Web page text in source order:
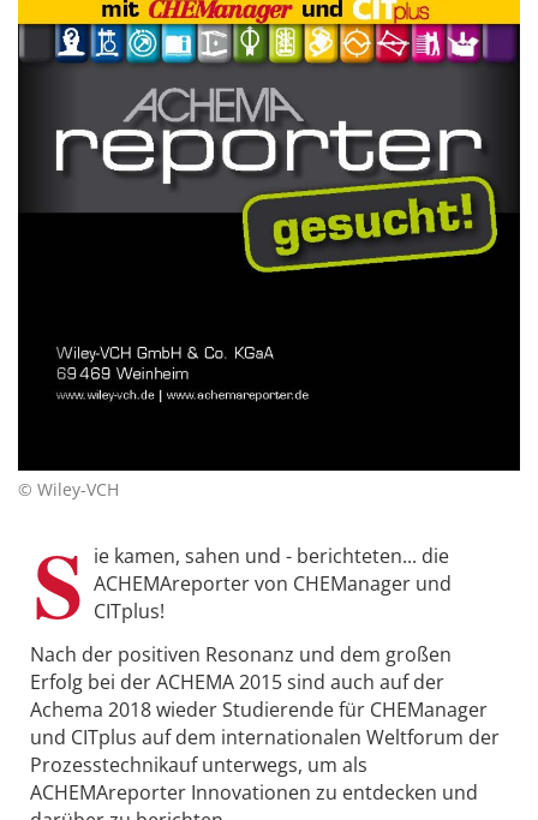
© Wiley-VCH
S ie kamen, sahen und - berichteten... die
ACHEMAreporter von CHEManager und
CITplus!
Nach der positiven Resonanz und dem großen
Erfolg bei der ACHEMA 2015 sind auch auf der
Achema 2018 wieder Studierende für CHEManager
und CITplus auf dem internationalen Weltforum der
Prozesstechnikauf unterwegs, um als
ACHEMAreporter Innovationen zu entdecken und